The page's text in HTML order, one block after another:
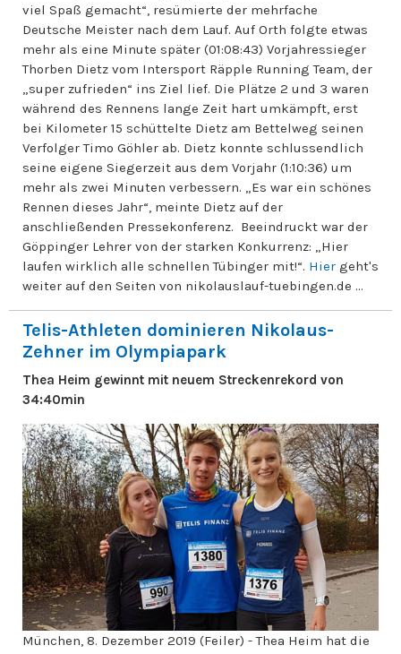
viel Spaß gemacht“, resümierte der mehrfache
Deutsche Meister nach dem Lauf. Auf Orth folgte etwas
mehr als eine Minute später (01:08:43) Vorjahressieger
Thorben Dietz vom Intersport Räpple Running Team, der
„super zufrieden“ ins Ziel lief. Die Plätze 2 und 3 waren
während des Rennens lange Zeit hart umkämpft, erst
bei Kilometer 15 schüttelte Dietz am Bettelweg seinen
Verfolger Timo Göhler ab. Dietz konnte schlussendlich
seine eigene Siegerzeit aus dem Vorjahr (1:10:36) um
mehr als zwei Minuten verbessern. „Es war ein schönes
Rennen dieses Jahr“, meinte Dietz auf der
anschließenden Pressekonferenz. Beeindruckt war der
Göppinger Lehrer von der starken Konkurrenz: „Hier
laufen wirklich alle schnellen Tübinger mit!“. Hier geht's
weiter auf den Seiten von nikolauslauf-tuebingen.de ...
Telis-Athleten dominieren Nikolaus-
Zehner im Olympiapark
Thea Heim gewinnt mit neuem Streckenrekord von
34:40min
München, 8. Dezember 2019 (Feiler) - Thea Heim hat die